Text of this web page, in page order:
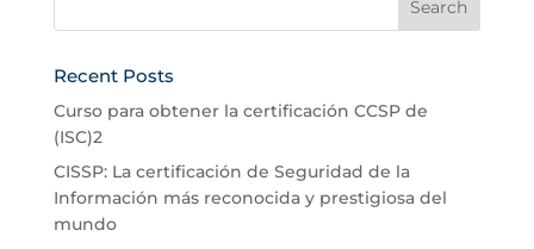
Recent Posts
Curso para obtener la certificación CCSP de
(ISC)2
CISSP: La certificación de Seguridad de la
Información más reconocida y prestigiosa del
mundo